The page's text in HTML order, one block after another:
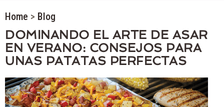
Home > Blog
DOMINANDO EL ARTE DE ASAR
EN VERANO: CONSEJOS PARA
UNAS PATATAS PERFECTAS